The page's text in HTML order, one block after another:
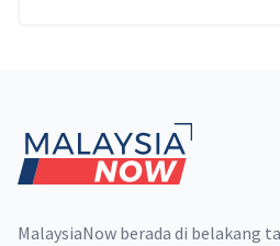
MalaysiaNow berada di belakang